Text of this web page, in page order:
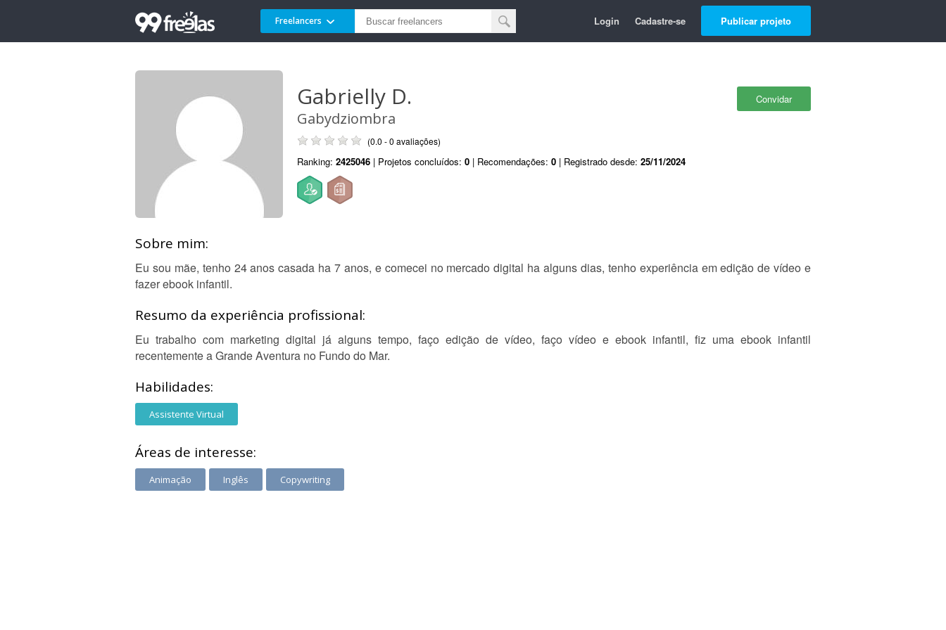
Freelancers Login Cadastre-se Publicar projeto
Convidar
Gabrielly D.
Gabydziombra
(0.0 - 0 avaliações)
Ranking: 2425046 | Projetos concluídos: 0 | Recomendações: 0 | Registrado desde: 25/11/2024
Sobre mim:
Eu sou mãe, tenho 24 anos casada ha 7 anos, e comecei no mercado digital ha alguns dias, tenho experiência em edição de vídeo e
fazer ebook infantil.
Resumo da experiência profissional:
Eu trabalho com marketing digital já alguns tempo, faço edição de vídeo, faço vídeo e ebook infantil, fiz uma ebook infantil
recentemente a Grande Aventura no Fundo do Mar.
Habilidades:
Assistente Virtual
Áreas de interesse:
Animação Inglês Copywriting